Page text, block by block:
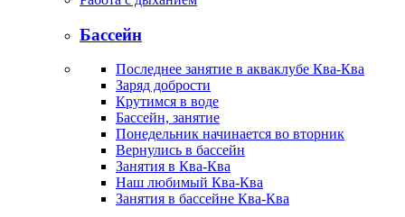
Бассейн
Последнее занятие в акваклубе Ква-Ква
Заряд добрости
Крутимся в воде
Бассейн, занятие
Понедельник начинается во вторник
Вернулись в бассейн
Занятия в Ква-Ква
Наш любимый Ква-Ква
Занятия в бассейне Ква-Ква